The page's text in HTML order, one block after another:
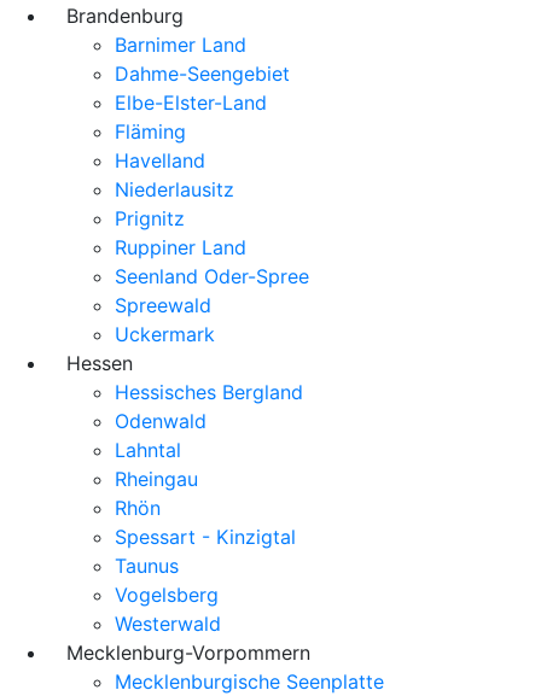
Brandenburg
Barnimer Land
Dahme-Seengebiet
Elbe-Elster-Land
Fläming
Havelland
Niederlausitz
Prignitz
Ruppiner Land
Seenland Oder-Spree
Spreewald
Uckermark
Hessen
Hessisches Bergland
Odenwald
Lahntal
Rheingau
Rhön
Spessart - Kinzigtal
Taunus
Vogelsberg
Westerwald
Mecklenburg-Vorpommern
Mecklenburgische Seenplatte